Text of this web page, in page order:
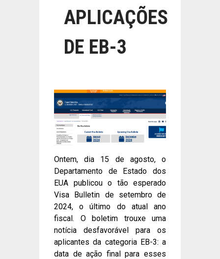
APLICAÇÕES
DE EB-3
Ontem, dia 15 de agosto, o
Departamento de Estado dos
EUA publicou o tão esperado
Visa Bulletin de setembro de
2024, o último do atual ano
fiscal. O boletim trouxe uma
notícia desfavorável para os
aplicantes da categoria EB-3: a
data de ação final para esses